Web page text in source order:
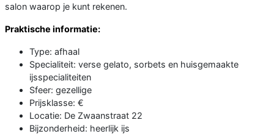
salon waarop je kunt rekenen.
Praktische informatie:
Type: afhaal
Specialiteit: verse gelato, sorbets en huisgemaakte
ijsspecialiteiten
Sfeer: gezellige
Prijsklasse: €
Locatie: De Zwaanstraat 22
Bijzonderheid: heerlijk ijs